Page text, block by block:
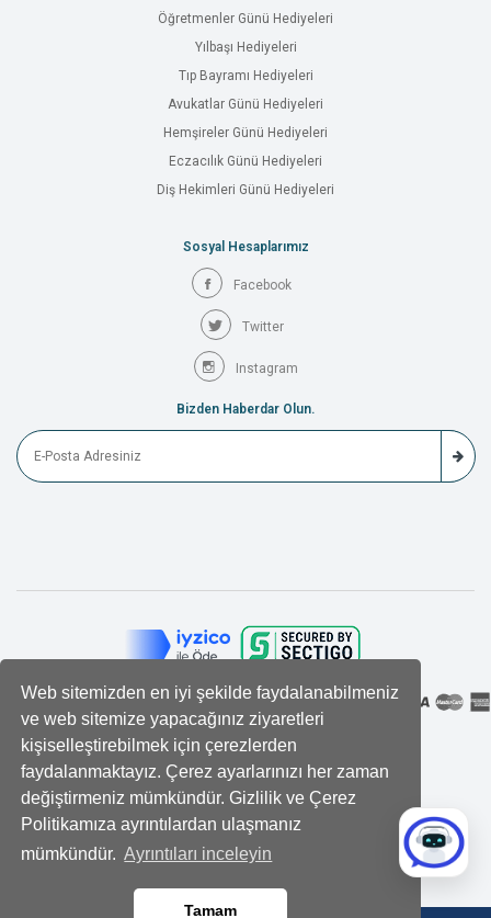
Web sitemizden en iyi şekilde faydalanabilmeniz
ve web sitemize yapacağınız ziyaretleri
kişiselleştirebilmek için çerezlerden
faydalanmaktayız. Çerez ayarlarınızı her zaman
değiştirmeniz mümkündür. Gizlilik ve Çerez
Politikamıza ayrıntılardan ulaşmanız
mümkündür. Ayrıntıları inceleyin
Tamam
Öğretmenler Günü Hediyeleri
Yılbaşı Hediyeleri
Tıp Bayramı Hediyeleri
Avukatlar Günü Hediyeleri
Hemşireler Günü Hediyeleri
Eczacılık Günü Hediyeleri
Diş Hekimleri Günü Hediyeleri
Sosyal Hesaplarımız
Facebook
Twitter
Instagram
Bizden Haberdar Olun.